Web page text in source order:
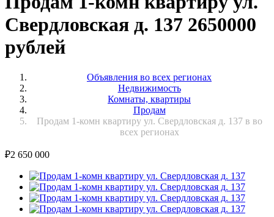
Свердловская д. 137 2650000
рублей
Объявления во всех регионах
Недвижимость
Комнаты, квартиры
Продам
Продам 1-комн квартиру ул. Свердловская д. 137 в во
всех регионах
₽2 650 000